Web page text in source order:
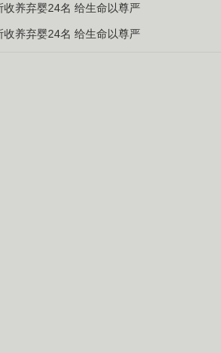
养弃婴24名 给生命以尊严
养弃婴24名 给生命以尊严